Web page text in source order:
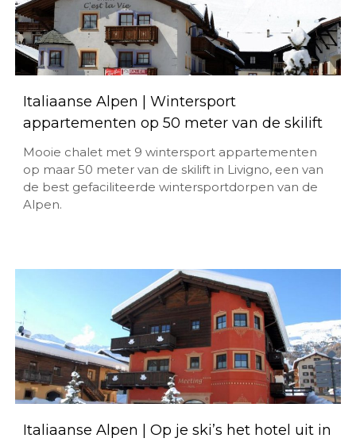
Italiaanse Alpen | Wintersport
appartementen op 50 meter van de skilift
Mooie chalet met 9 wintersport appartementen
op maar 50 meter van de skilift in Livigno, een van
de best gefaciliteerde wintersportdorpen van de
Alpen.
Italiaanse Alpen | Op je ski’s het hotel uit in